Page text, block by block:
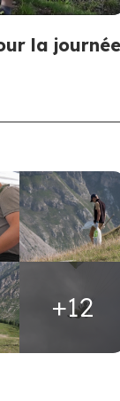
la journée
+12